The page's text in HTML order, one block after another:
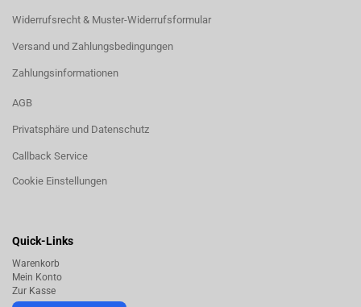
Widerrufsrecht & Muster-Widerrufsformular
Versand und Zahlungsbedingungen
Zahlungsinformationen
AGB
Privatsphäre und Datenschutz
Callback Service
Cookie Einstellungen
Quick-Links
Warenkorb
Mein Konto
Zur Kasse